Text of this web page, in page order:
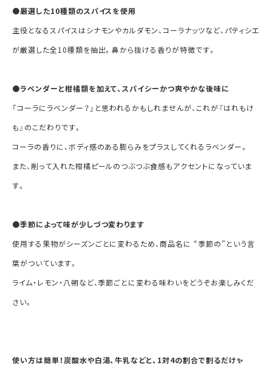
●厳選した10種類のスパイスを使用
主役となるスパイスはシナモンやカルダモン、コーラナッツなど、パティシエ
が厳選した全10種類を抽出。鼻から抜ける香りが特徴です。
●ラベンダーと柑橘類を加えて、スパイシーかつ爽やかな後味に
「コーラにラベンダー？」と思われるかもしれませんが、これが『はれもけ
も』のこだわりです。
コーラの香りに、ボディ感のある膨らみをプラスしてくれるラベンダー。
また、削って入れた柑橘ピールのつぶつぶ食感もアクセントになっていま
す。
●季節によって味が少しづつ変わります
使用する果物がシーズンごとに変わるため、商品名に “季節の”という言
葉がついています。
ライム・レモン・八朔など、季節ごとに変わる味わいをどうぞお楽しみくだ
さい。
使い方は簡単！炭酸水や白湯、牛乳などと、1対4の割合で割るだけ✨